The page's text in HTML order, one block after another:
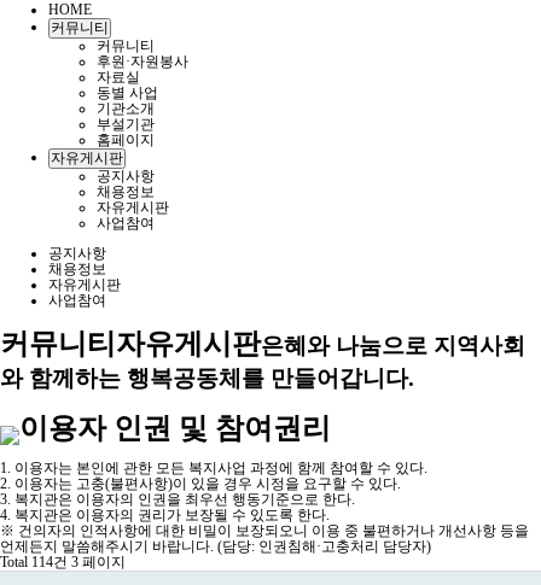
HOME
커뮤니티
커뮤니티
후원·자원봉사
자료실
동별 사업
기관소개
부설기관
홈페이지
자유게시판
공지사항
채용정보
자유게시판
사업참여
공지사항
채용정보
자유게시판
사업참여
커뮤니티 자유게시판은혜와 나눔으로 지역사회
와 함께하는 행복공동체를 만들어갑니다.
이용자 인권 및 참여권리
1. 이용자는 본인에 관한 모든 복지사업 과정에 함께 참여할 수 있다.
2. 이용자는 고충(불편사항)이 있을 경우 시정을 요구할 수 있다.
3. 복지관은 이용자의 인권을 최우선 행동기준으로 한다.
4. 복지관은 이용자의 권리가 보장될 수 있도록 한다.
※ 건의자의 인적사항에 대한 비밀이 보장되오니 이용 중 불편하거나 개선사항 등을
언제든지 말씀해주시기 바랍니다. (담당: 인권침해·고충처리 담당자)
Total 114건 3 페이지